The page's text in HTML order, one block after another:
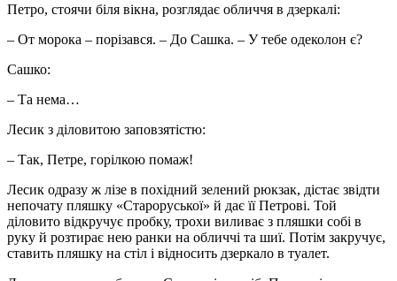
Петро, стоячи біля вікна, розглядає обличчя в дзеркалі:
– От морока – порізався. – До Сашка. – У тебе одеколон є?
Сашко:
– Та нема…
Лесик з діловитою заповзятістю:
– Так, Петре, горілкою помаж!
Лесик одразу ж лізе в похідний зелений рюкзак, дістає звідти
непочату пляшку «Староруської» й дає її Петрові. Той
діловито відкручує пробку, трохи виливає з пляшки собі в
руку й розтирає нею ранки на обличчі та шиї. Потім закручує,
ставить пляшку на стіл і відносить дзеркало в туалет.